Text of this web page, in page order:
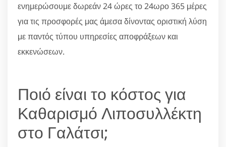
ενημερώσουμε δωρεάν 24 ώρες το 24ωρο 365 μέρες
για τις προσφορές μας άμεσα δίνοντας οριστική λύση
με παντός τύπου υπηρεσίες αποφράξεων και
εκκενώσεων.
Ποιό είναι το κόστος για
Καθαρισμό Λιποσυλλέκτη
στο Γαλάτσι;